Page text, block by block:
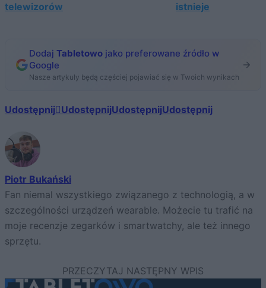
telewizorów
istnieje
Dodaj Tabletowo jako preferowane źródło w
Google
Nasze artykuły będą częściej pojawiać się w Twoich wynikach
Udostępnij UdostępnijUdostępnijUdostępnij
Piotr Bukański
Fan niemal wszystkiego związanego z technologią, a w
szczególności urządzeń wearable. Możecie tu trafić na
moje recenzje zegarków i smartwatchy, ale też innego
sprzętu.